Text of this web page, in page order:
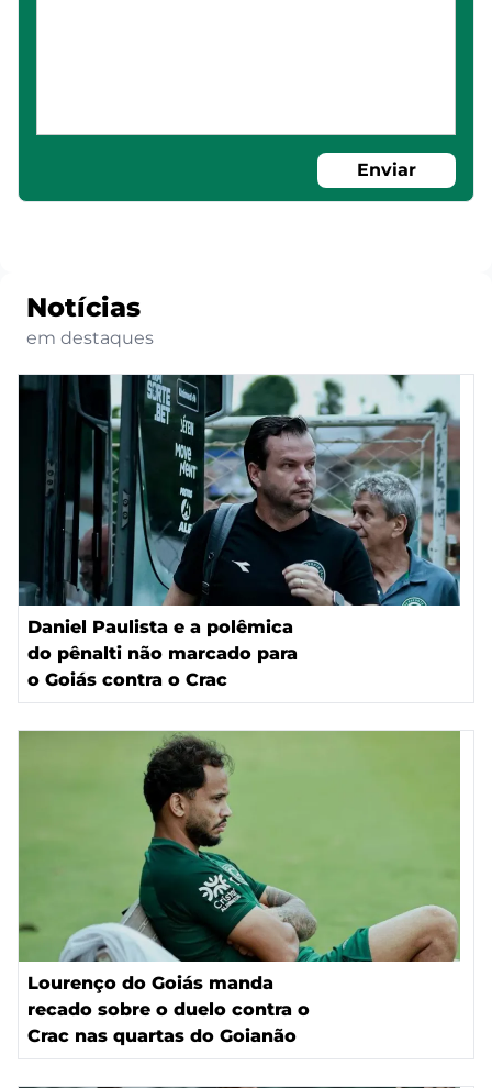
Enviar
Notícias
em destaques
Daniel Paulista e a polêmica
do pênalti não marcado para
o Goiás contra o Crac
Lourenço do Goiás manda
recado sobre o duelo contra o
Crac nas quartas do Goianão